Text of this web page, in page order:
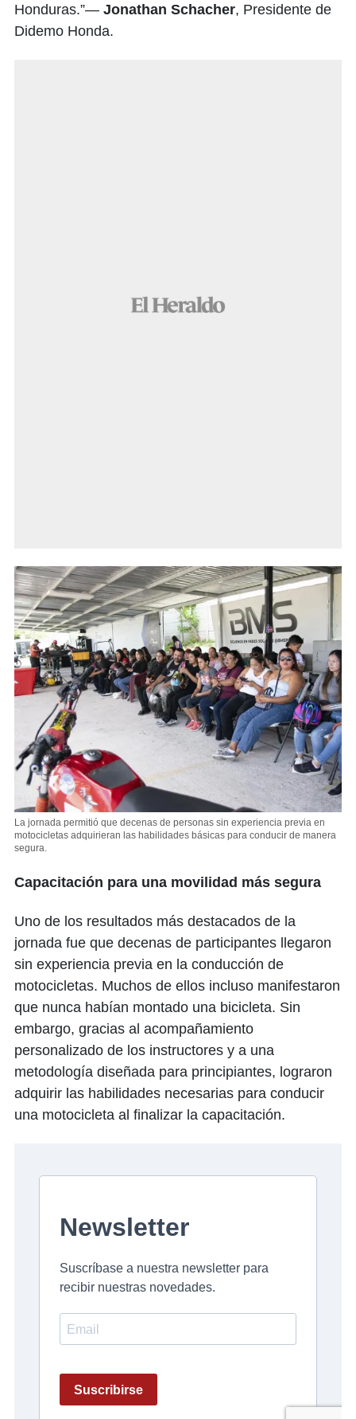
Honduras.”— Jonathan Schacher, Presidente de
Didemo Honda.
La jornada permitió que decenas de personas sin experiencia previa en
motocicletas adquirieran las habilidades básicas para conducir de manera
segura.
Capacitación para una movilidad más segura
Uno de los resultados más destacados de la
jornada fue que decenas de participantes llegaron
sin experiencia previa en la conducción de
motocicletas. Muchos de ellos incluso manifestaron
que nunca habían montado una bicicleta. Sin
embargo, gracias al acompañamiento
personalizado de los instructores y a una
metodología diseñada para principiantes, lograron
adquirir las habilidades necesarias para conducir
una motocicleta al finalizar la capacitación.